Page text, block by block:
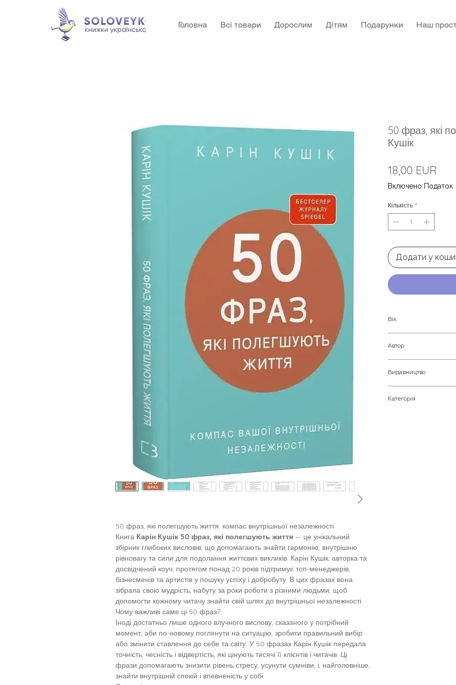
Головна Всі товари Дорослим Дітям Подарунки Наш
50 фраз, які полегшують життя: компас внутрішньої незалежності
Книга Карін Кушік 50 фраз, які полегшують життя — це унікальний
збірник глибоких висловів, що допомагають знайти гармонію, внутрішню
рівновагу та сили для подолання життєвих викликів. Карін Кушік, авторка та
досвідчений коуч, протягом понад 20 років підтримує топ-менеджерів,
бізнесменів та артистів у пошуку успіху і добробуту. В цих фразах вона
зібрала свою мудрість, набуту за роки роботи з різними людьми, щоб
допомогти кожному читачу знайти свій шлях до внутрішньої незалежності.
Чому важливі саме ці 50 фраз?
Іноді достатньо лише одного влучного вислову, сказаного у потрібний
момент, аби по-новому поглянути на ситуацію, зробити правильний вибір
або змінити ставлення до себе та світу. У 50 фразах Карін Кушік передала
точність, чесність і відвертість, які цінують тисячі її клієнтів і читачів. Ці
фрази допомагають знизити рівень стресу, усунути сумніви, і, найголовніше,
знайти внутрішній спокій і впевненість у собі.
50 фраз, які
Кушік
18,00 EUR
Включено Податок
Кількість *
Додати у
Вік
Автор
Видавництво
Категорія